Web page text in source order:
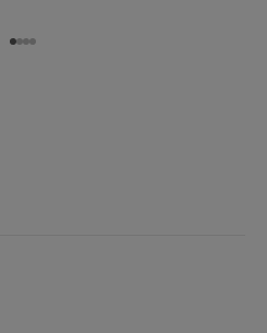
Gehe zu Element 1
Gehe zu Element 2
Gehe zu Element 3
Gehe zu Element 4